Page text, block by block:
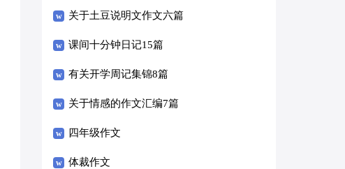
关于土豆说明文作文六篇
课间十分钟日记15篇
有关开学周记集锦8篇
关于情感的作文汇编7篇
四年级作文
体裁作文